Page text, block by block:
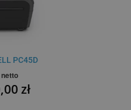
PC45D
zł